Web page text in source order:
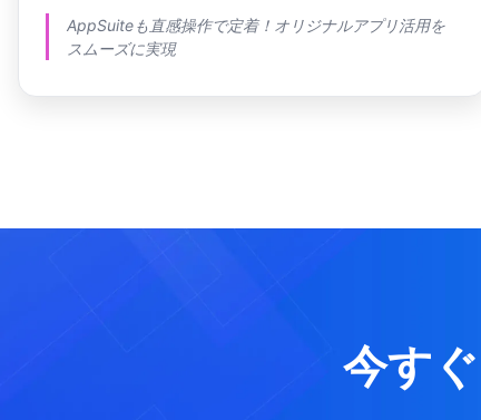
AppSuiteも直感操作で定着！オリジナルアプリ活用を
スムーズに実現
今すぐ